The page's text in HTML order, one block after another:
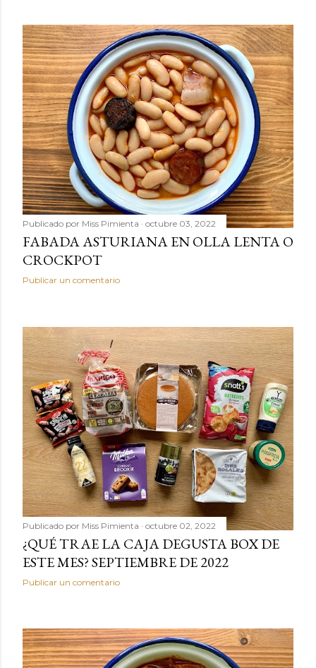
Publicado por Miss Pimienta octubre 03, 2022
FABADA ASTURIANA EN OLLA LENTA O
CROCKPOT
Publicar un comentario
Publicado por Miss Pimienta octubre 02, 2022
¿QUÉ TRAE LA CAJA DEGUSTA BOX DE
ESTE MES? SEPTIEMBRE DE 2022
Publicar un comentario